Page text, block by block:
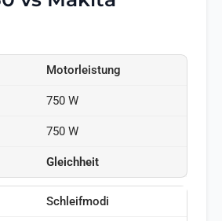
Motorleistung
750 W
750 W
Gleichheit
Schleifmodi